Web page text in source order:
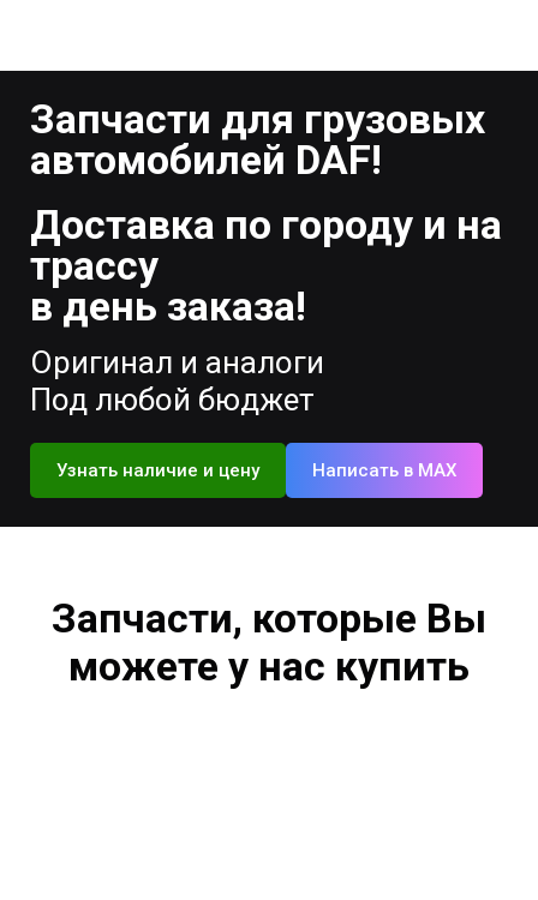
Запчасти для грузовых
автомобилей DAF!
Доставка по городу и на
трассу
в день заказа!
Оригинал и аналоги
Под любой бюджет
Узнать наличие и цену Написать в MAX
Запчасти, которые Вы
можете у нас купить